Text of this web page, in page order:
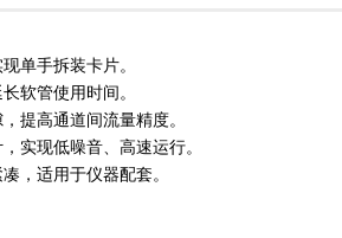
单手拆装卡片。
软管使用时间。
提高通道间流量精度。
实现低噪音、高速运行。
，适用于仪器配套。